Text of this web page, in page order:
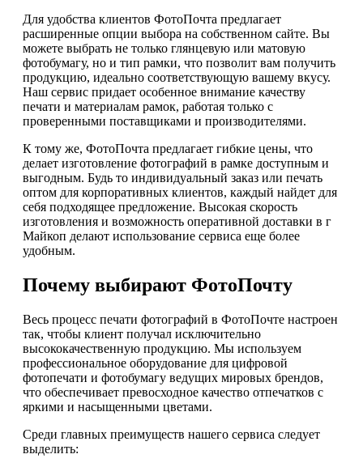
Для удобства клиентов ФотоПочта предлагает
расширенные опции выбора на собственном сайте. Вы
можете выбрать не только глянцевую или матовую
фотобумагу, но и тип рамки, что позволит вам получить
продукцию, идеально соответствующую вашему вкусу.
Наш сервис придает особенное внимание качеству
печати и материалам рамок, работая только с
проверенными поставщиками и производителями.
К тому же, ФотоПочта предлагает гибкие цены, что
делает изготовление фотографий в рамке доступным и
выгодным. Будь то индивидуальный заказ или печать
оптом для корпоративных клиентов, каждый найдет для
себя подходящее предложение. Высокая скорость
изготовления и возможность оперативной доставки в г
Майкоп делают использование сервиса еще более
удобным.
Почему выбирают ФотоПочту
Весь процесс печати фотографий в ФотоПочте настроен
так, чтобы клиент получал исключительно
высококачественную продукцию. Мы используем
профессиональное оборудование для цифровой
фотопечати и фотобумагу ведущих мировых брендов,
что обеспечивает превосходное качество отпечатков с
яркими и насыщенными цветами.
Среди главных преимуществ нашего сервиса следует
выделить: